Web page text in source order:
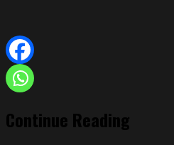
Continue Reading